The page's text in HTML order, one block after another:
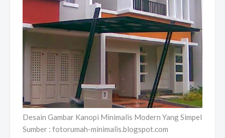
Desain Gambar Kanopi Minimalis Modern Yang Simpel
Sumber : fotorumah-minimalis.blogspot.com